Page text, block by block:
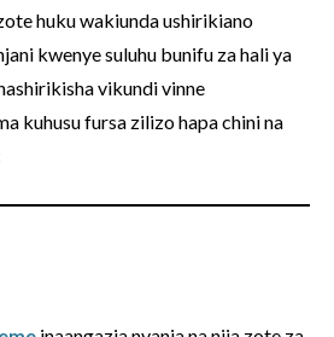
huku wakiunda ushirikiano
kwenye suluhu bunifu za hali ya
vikundi vinne
kuhusu fursa zilizo hapa chini na